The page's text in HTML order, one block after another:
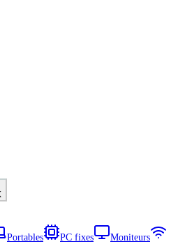
Portables PC fixes
Moniteurs